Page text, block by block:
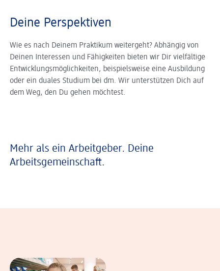
Deine Perspektiven
Wie es nach Deinem Praktikum weitergeht? Abhängig von
Deinen Interessen und Fähigkeiten bieten wir Dir vielfältige
Entwicklungsmöglichkeiten, beispielsweise eine Ausbildung
oder ein duales Studium bei dm. Wir unterstützen Dich auf
dem Weg, den Du gehen möchtest.
Mehr als ein Arbeitgeber. Deine
Arbeitsgemeinschaft.
Eindrücke aus dem Arbeitsalltag